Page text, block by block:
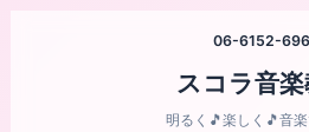
06-6152-
スコラ音
明るく🎵楽しく🎵音